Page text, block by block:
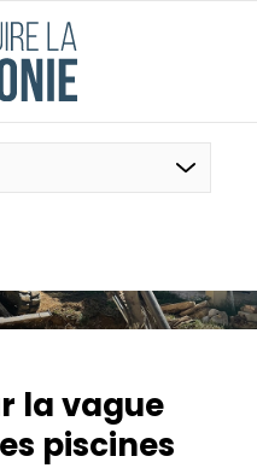
la vague
piscines